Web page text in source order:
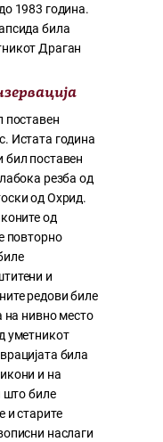
1983 година.
била
Драган
поставен
Истата година
бил поставен
резба од
од Охрид.
од
повторно
и
редови биле
на нивно место
уметникот
била
и на
што биле
и старите
наслаги